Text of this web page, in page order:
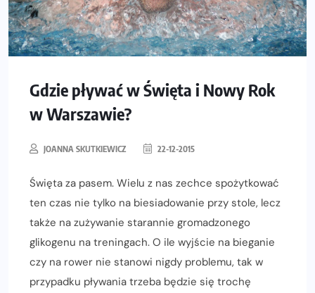
Gdzie pływać w Święta i Nowy Rok
w Warszawie?
JOANNA SKUTKIEWICZ 22-12-2015
Święta za pasem. Wielu z nas zechce spożytkować
ten czas nie tylko na biesiadowanie przy stole, lecz
także na zużywanie starannie gromadzonego
glikogenu na treningach. O ile wyjście na bieganie
czy na rower nie stanowi nigdy problemu, tak w
przypadku pływania trzeba będzie się trochę